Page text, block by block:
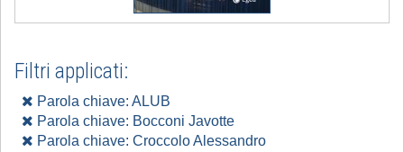
Filtri applicati:
Parola chiave: ALUB
Parola chiave: Bocconi Javotte
Parola chiave: Croccolo Alessandro